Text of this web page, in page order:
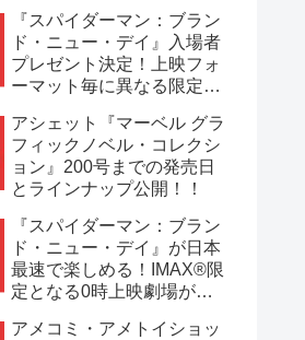
中！！
『スパイダーマン：ブラン
ド・ニュー・デイ』入場者
プレゼント決定！上映フォ
ーマット毎に異なる限定ビ
える！！
アシェット『マーベル グラ
フィックノベル・コレクシ
ョン』200号までの発売日
とラインナップ公開！！
『スパイダーマン：ブラン
ド・ニュー・デイ』が日本
最速で楽しめる！IMAX®限
定となる0時上映劇場が決
アメコミ・アメトイショッ